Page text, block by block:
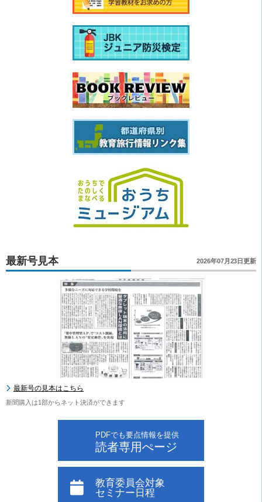
最新号見本 2026年07月23日更新
最新号の見本はこちら
新聞購入は1部からネット決済ができます
PDFでも要点情報を提供
読者専用ぺージ
教育委員会対象
セミナー日程